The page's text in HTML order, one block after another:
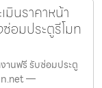
มินราคาหน้า
อมประตูรีโมท
านฟรี รับซ่อมประตู
ท.net —